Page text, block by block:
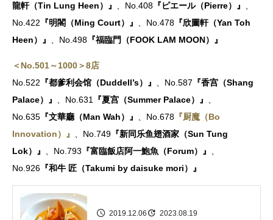
龍軒（Tin Lung Heen）』
、No.408 『ピエール（Pierre）』
No.422 『明閣（Ming Court）』 、No.478 『欣圖軒（Yan Toh
Heen）』
、No.498 『福臨門（FOOK LAM MOON）』
＜No.501～1000＞8店
No.522 『都爹利会馆（Duddell’s）』 、No.587 『香宫（Shang
Palace）』
、No.631 『夏宫（Summer Palace）』
No.635 『文華廳（Man Wah）』 、No.678 『厨魔（Bo
Innovation）』
、No.749 『新同乐鱼翅酒家（Sun Tung
Lok）』
、No.793 『富臨飯店阿一鮑魚（Forum）』
No.926 『和牛 匠（Takumi by daisuke mori）』
2019.12.06 2023.08.19